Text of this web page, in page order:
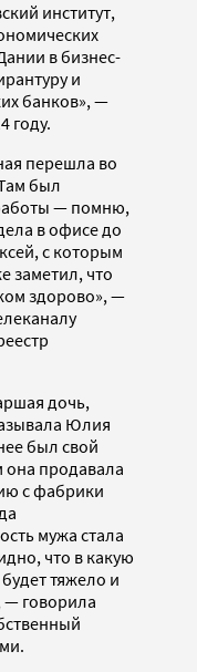
институт,
в бизнес-
и
банков», —
году.
перешла во
был
— помню,
в офисе до
с которым
заметил, что
здорово», —
дочь,
Юлия
был свой
она продавала
с фабрики
мужа стала
что в какую
тяжело и
— говорила